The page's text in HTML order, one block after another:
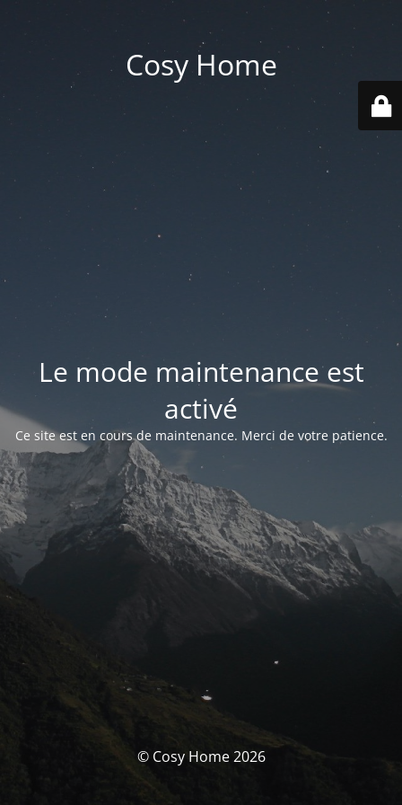
Cosy Home
Le mode maintenance est
activé
Ce site est en cours de maintenance. Merci de votre patience.
© Cosy Home 2026